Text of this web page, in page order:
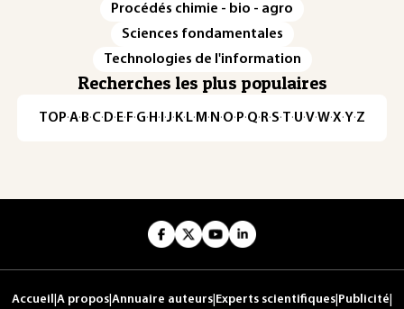
Procédés chimie - bio - agro
Sciences fondamentales
Technologies de l'information
Recherches les plus populaires
TOP·A·B·C· D· E· F·G· H · ·J· K· L· M · N ·O· P·Q· R·S·T·U·V·W·X·Y·Z
Accueil A propos Annuaire auteurs Experts scientifiques Publicité